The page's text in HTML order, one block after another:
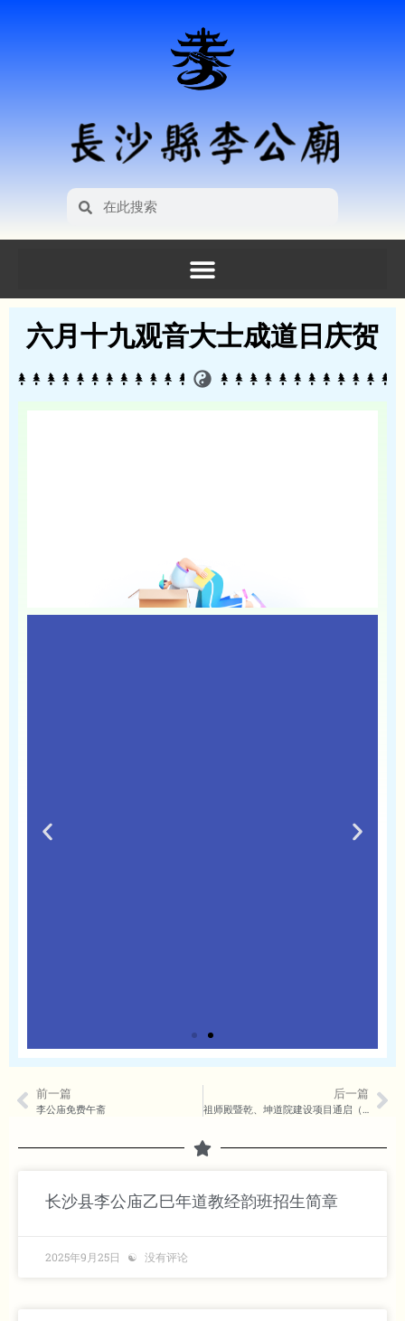
六月十九观音大士成道日庆贺
慈航真人宝诰
志心皈命礼
千变万化。广寻声救苦之功。
青莲湛露。绿柳凝祥。
前一篇
李公庙免费午斋
后一篇
长沙县李公庙乙巳年道教经韵班招生简章
2025年9月25日 没有评论